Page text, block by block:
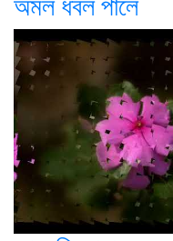
অমল ধবল পালে